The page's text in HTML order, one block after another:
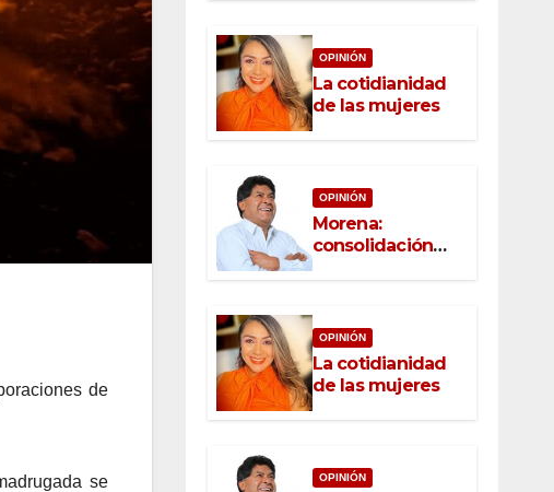
de
se
OPINIÓN
La cotidianidad
de las mujeres
OPINIÓN
Morena:
consolidación
con raíz, rumbo
OPINIÓN
La cotidianidad
de las mujeres
OPINIÓN